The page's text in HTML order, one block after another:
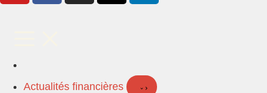
Actualités financières